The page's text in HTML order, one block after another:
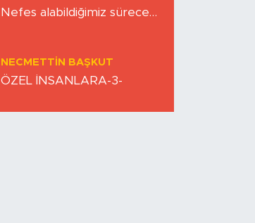
Nefes alabildiğimiz sürece…
NECMETTIN BAŞKUT
ÖZEL İNSANLARA-3-